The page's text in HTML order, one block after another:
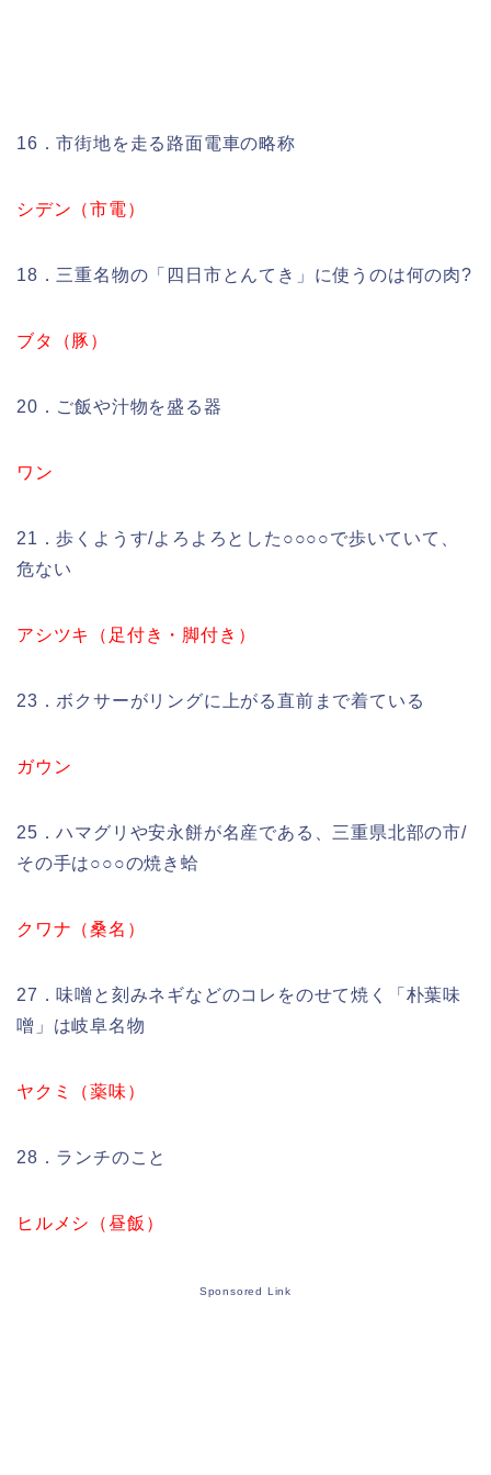
16．市街地を走る路面電車の略称
シデン（市電）
18．三重名物の「四日市とんてき」に使うのは何の肉?
ブタ（豚）
20．ご飯や汁物を盛る器
ワン
21．歩くようす/よろよろとした○○○○で歩いていて、
危ない
アシツキ（足付き・脚付き）
23．ボクサーがリングに上がる直前まで着ている
ガウン
25．ハマグリや安永餅が名産である、三重県北部の市/
その手は○○○の焼き蛤
クワナ（桑名）
27．味噌と刻みネギなどのコレをのせて焼く「朴葉味
噌」は岐阜名物
ヤクミ（薬味）
28．ランチのこと
ヒルメシ（昼飯）
Sponsored Link